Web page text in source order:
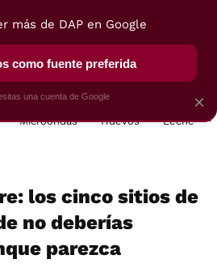
SELECCIÓN VEGUI
Microondas Huevos Leche
los cinco sitios de
no deberías
parezca
×
más de DAP en Google
como fuente preferida
una cuenta de Google